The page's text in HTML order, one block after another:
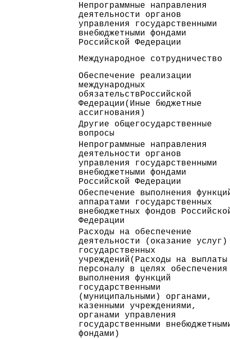
Непрограммные направления
деятельности органов
управления государственными
внебюджетными фондами
Российской Федерации
Международное сотрудничество
Обеспечение реализации
международных
обязательствРоссийской
Федерации(Иные бюджетные
ассигнования)
Другие общегосударственные
вопросы
Непрограммные направления
деятельности органов
управления государственными
внебюджетными фондами
Российской Федерации
Обеспечение выполнения
аппаратами государственных
внебюджетных фондов
Федерации
Расходы на обеспечение
деятельности (оказание услуг)
государственных
учреждений(Расходы на выплаты
персоналу в целях обеспечения
выполнения функций
государственными
(муниципальными) органами,
казенными учреждениями,
органами управления
государственными
фондами)